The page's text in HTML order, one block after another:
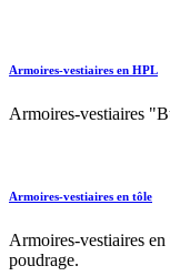
Armoires-vestiaires en HPL
Armoires-vestiaires
Armoires-vestiaires en tôle
Armoires-vestiaires
poudrage.